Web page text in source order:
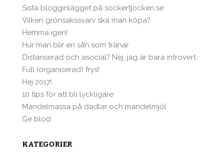
Sista blogginlägget på sockertjocken.se
Vilken grönsakssvarv ska man köpa?
Hemma igen!
Hur man blir en sån som tränar
Distanserad och asocial? Nej, jag är bara introvert.
Full (organiserad) frys!
Hej 2017!
10 tips för att bli lyckligare
Mandelmassa på dadlar och mandelmjöl
Ge blod
KATEGORIER